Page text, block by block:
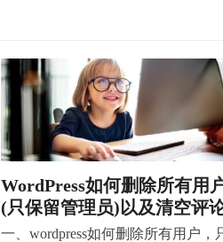
WordPress如何删除所有用
(只保留管理员)以及清空评
一、wordpress如何删除所有用户，